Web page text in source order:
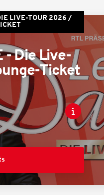
LIVE-TOUR 2026 /
- Die Live-
Ticket